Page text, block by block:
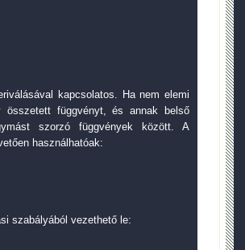
kapcsolatos. Ha nem elemi
összetett függvényt, és annak belső
szorzó függvények között. A
használhatóak:
szabályából vezethető le: